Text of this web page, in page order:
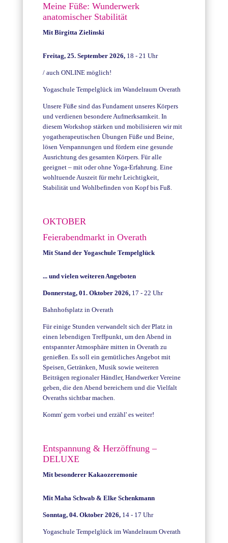
Meine Füße: Wunderwerk
anatomischer Stabilität
Mit Birgitta Zielinski
Freitag, 25. September 2026,18 - 21 Uhr
/ auch ONLINE möglich!
Yogaschule Tempelglück im Wandelraum Overath
Unsere Füße sind das Fundament unseres Körpers
und verdienen besondere Aufmerksamkeit. In
diesem Workshop stärken und mobilisieren wir mit
yogatherapeutischen Übungen Füße und Beine,
lösen Verspannungen und fördern eine gesunde
Ausrichtung des gesamten Körpers. Für alle
geeignet – mit oder ohne Yoga-Erfahrung. Eine
wohltuende Auszeit für mehr Leichtigkeit,
Stabilität und Wohlbefinden von Kopf bis Fuß.
OKTOBER
Feierabendmarkt in Overath
Mit Stand der Yogaschule Tempelglück
... und vielen weiteren Angeboten
Donnerstag, 01. Oktober 2026,17 - 22 Uhr
Bahnhofsplatz in Overath
Für einige Stunden verwandelt sich der Platz in
einen lebendigen Treffpunkt, um den Abend in
entspannter Atmosphäre mitten in Overath zu
genießen. Es soll ein gemütliches Angebot mit
Speisen, Getränken, Musik sowie weiteren
Beiträgen regionaler Händler, Handwerker Vereine
geben, die den Abend bereichern und die Vielfalt
Overaths sichtbar machen.
Komm' gern vorbei und erzähl' es weiter!
Entspannung & Herzöffnung –
DELUXE
Mit besonderer Kakaozeremonie
Mit Maha Schwab & Elke Schenkmann
Sonntag, 04. Oktober 2026,14 - 17 Uhr
Yogaschule Tempelglück im Wandelraum Overath